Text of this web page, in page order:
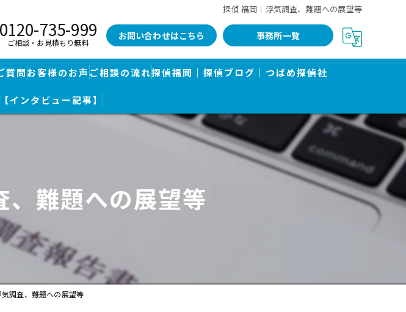
探偵 福岡｜浮気調査、難題への展望等
0120-735-999
ご相談・お見積もり無料
お問い合わせはこちら 事務所一覧
前本部
り徒歩圏内｜分厚い証拠満載報告書で有名
質問お客様のお声 ご相談の流れ探偵福岡｜探偵ブログ｜つばめ探偵社
【インタビュー記事】
難題への展望等
調査、難題への展望等